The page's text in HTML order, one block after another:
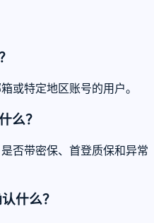
或特定地区账号的用户。
么？
否带密保、首登质保和异常
什么？